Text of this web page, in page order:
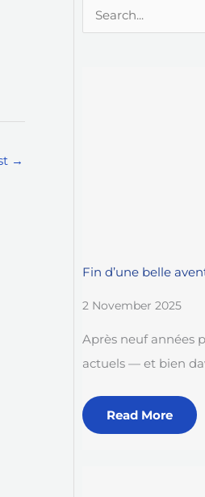
→
Fin d’une belle
2 November 2025
Après neuf années
actuels — et bien
Read More